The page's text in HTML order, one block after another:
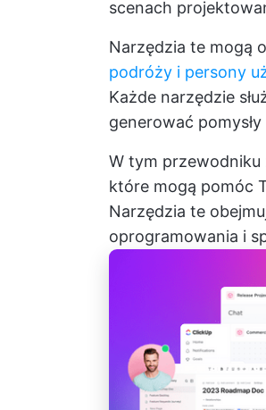
scenach
Narzędzia te mogą
podróży i persony
Każde narzędzie
generować
W tym przewodniku
które mogą pomóc
Narzędzia te
oprogramowania i